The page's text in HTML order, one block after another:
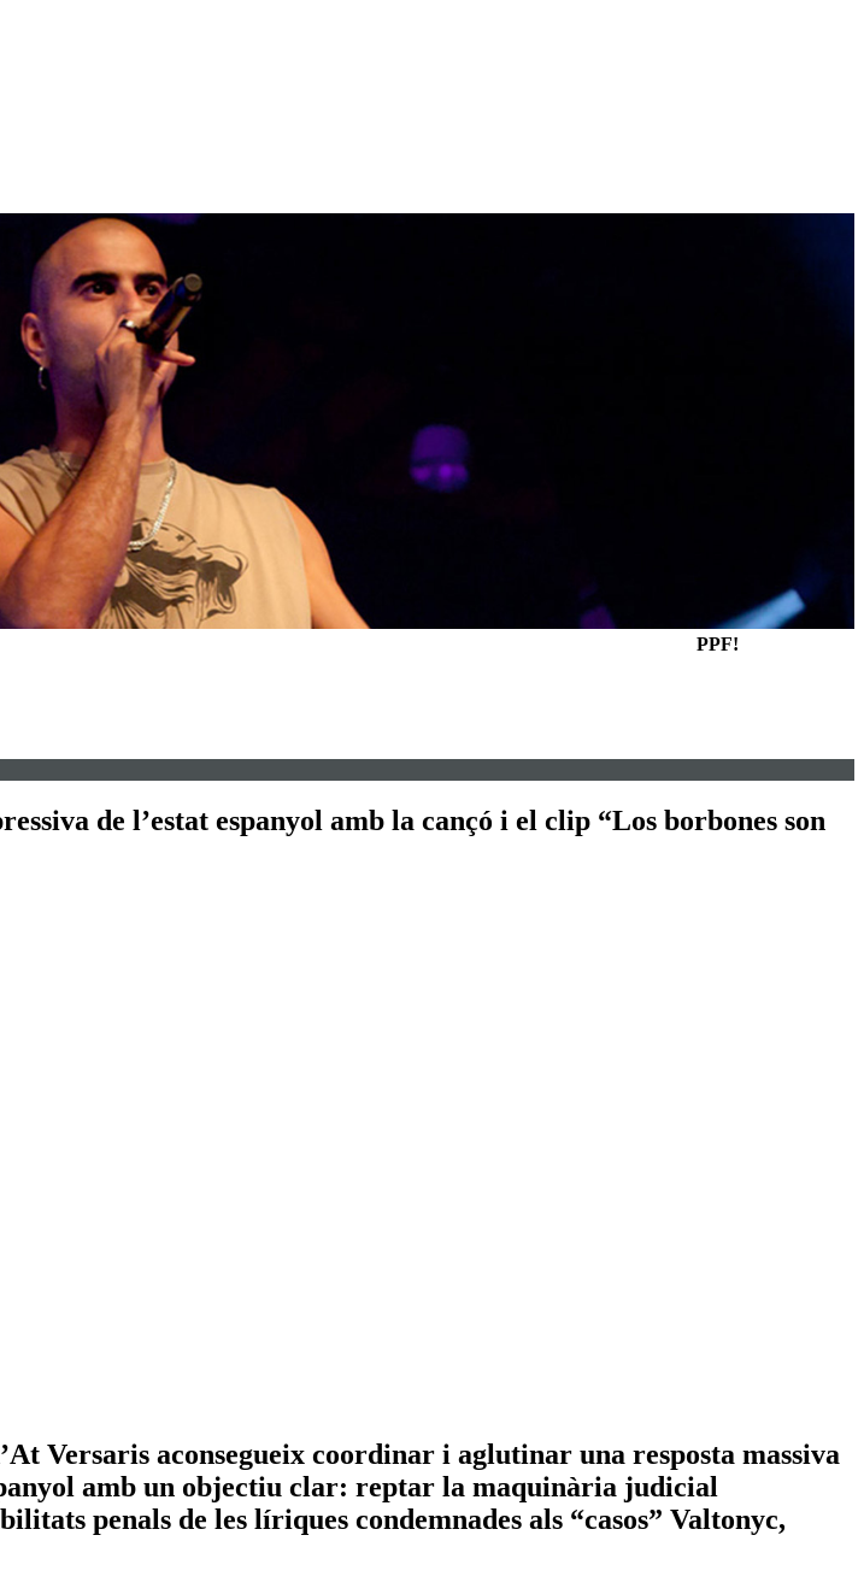
PPF!
de l’estat espanyol amb la cançó i el clip “Los borbones son
Versaris aconsegueix coordinar i aglutinar una resposta massiva
amb un objectiu clar: reptar la maquinària judicial
penals de les líriques condemnades als “casos” Valtonyc,